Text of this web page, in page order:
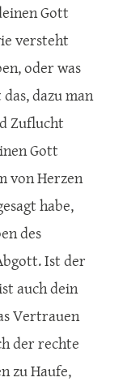
Gott
versteht
oder was
dazu man
Zuflucht
Gott
von Herzen
habe,
des
Ist der
auch dein
Vertrauen
der rechte
zu Haufe,